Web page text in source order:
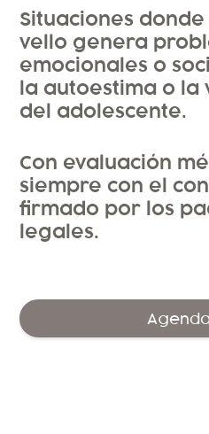
Situaciones
vello genera
emocionales o
la autoestima o la
del adolescente.
Con evaluación
siempre con el
firmado por los
legales.